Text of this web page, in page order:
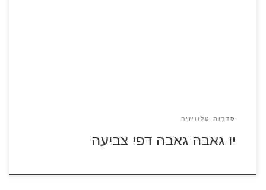
סדרות טלוויזיה
יו גאבה גאבה דפי צביעה